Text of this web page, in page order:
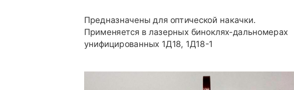
Предназначены для оптической накачки.
Применяется в лазерных биноклях-дальномерах
унифицированных 1Д18, 1Д18-1